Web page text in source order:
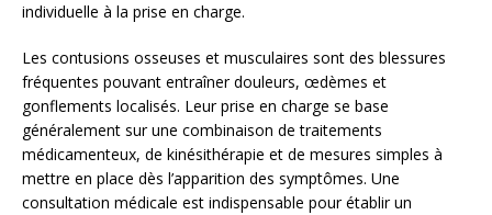
individuelle à la prise en charge.
Les contusions osseuses et musculaires sont des blessures
fréquentes pouvant entraîner douleurs, œdèmes et
gonflements localisés. Leur prise en charge se base
généralement sur une combinaison de traitements
médicamenteux, de kinésithérapie et de mesures simples à
mettre en place dès l’apparition des symptômes. Une
consultation médicale est indispensable pour établir un